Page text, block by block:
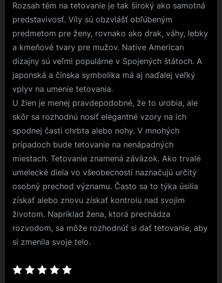
Rozsah tém na tetovanie je tak široký ako samotná
predstavivosť. Víly sú obzvlášť obľúbeným
predmetom pre ženy, rovnako ako drak, váhy, lebky
a kmeňové tvary pre mužov. Native American
dizajny sú veľmi populárne v Spojených štátoch. A
japonská a čínska symbolika má aj naďalej veľký
vplyv na umenie tetovania.
U žien je menej pravdepodobné, že to urobia, ale
skôr sa rozhodnú nosiť elegantné vzory na ich
spodnej časti chrbta alebo nohy. V mnohých
prípadoch bude tetovanie na nenápadných
miestach. Tetovanie znamená záväzok. Ako trvalé
umelecké diela vo všeobecnosti naznačujú určitý
osobný prechod významu. Často sa to týka úsilia
získať alebo znovu získať kontrolu nad svojim
životom. Napríklad žena, ktorá prechádza
rozvodom, sa môže rozhodnúť si dať tetovanie, aby
si zmenila svoje telo.